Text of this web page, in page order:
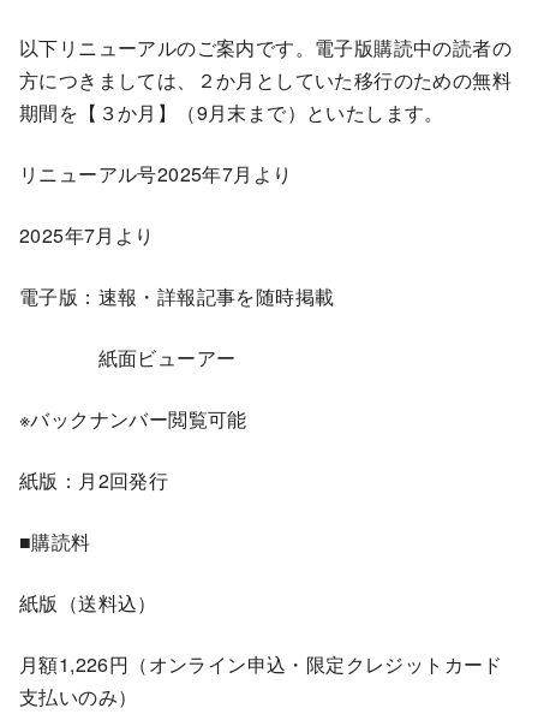
以下リニューアルのご案内です。電子版購読中の読者の
方につきましては、２か月としていた移行のための無料
期間を【３か月】（9月末まで）といたします。
リニューアル号2025年7月より
2025年7月より
電子版：速報・詳報記事を随時掲載
紙面ビューアー
※バックナンバー閲覧可能
紙版：月2回発行
■購読料
紙版（送料込）
月額1,226円（オンライン申込・限定クレジットカード
支払いのみ）